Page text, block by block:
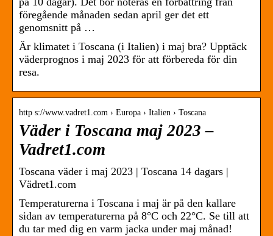
föregående månaden sedan april ger det ett
genomsnitt på …
Är klimatet i Toscana (i Italien) i maj bra? Upptäck
väderprognos i maj 2023 för att förbereda för din
resa.
http s://www.vadret1.com › Europa › Italien › Toscana
Väder i Toscana maj 2023 –
Vadret1.com
Toscana väder i maj 2023 | Toscana 14 dagars |
Vädret1.com
Temperaturerna i Toscana i maj är på den kallare
sidan av temperaturerna på 8°C och 22°C. Se till att
du tar med dig en varm jacka under maj månad!